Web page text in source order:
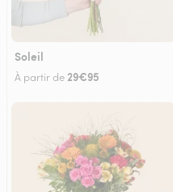
Soleil
À partir de29€95